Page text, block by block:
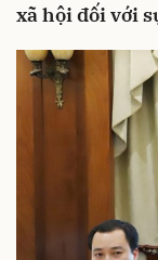
xã hội đối với